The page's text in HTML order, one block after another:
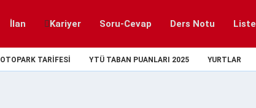
İlan Kariyer Soru-Cevap Ders Notu Liste
OTOPARK TARIFESI YTÜ TABAN PUANLARI 2025 YURTLAR